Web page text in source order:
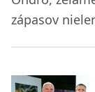
zápasov